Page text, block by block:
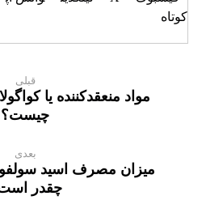
کوتاه
قبلی
مواد منعقدکننده یا
چیست؟
بعدی
میزان مصرف اسید
چقدر